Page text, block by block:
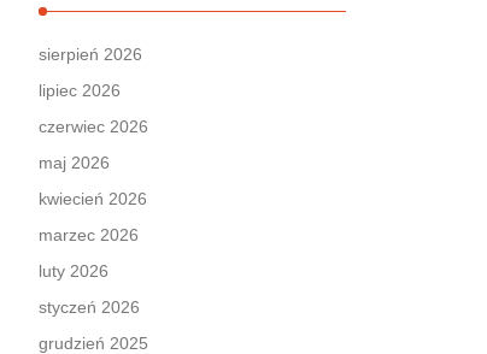
sierpień 2026
lipiec 2026
czerwiec 2026
maj 2026
kwiecień 2026
marzec 2026
luty 2026
styczeń 2026
grudzień 2025